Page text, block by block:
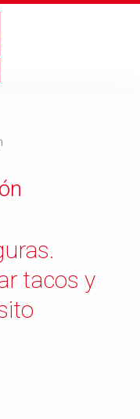
tacos y